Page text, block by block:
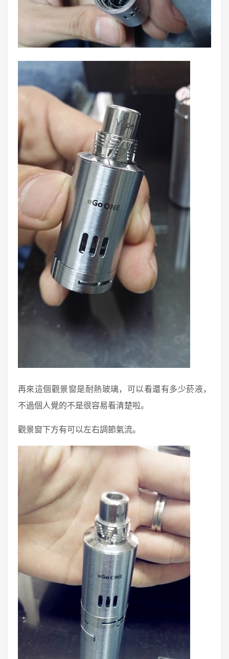
再來這個觀景窗是耐熱玻璃，可以看還有多少菸液，
不過個人覺的不是很容易看清楚啦。
觀景窗下方有可以左右調節氣流。